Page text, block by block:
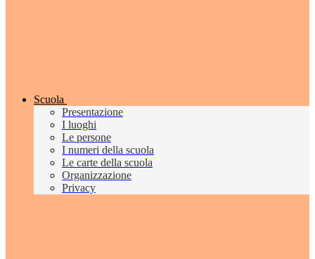
Scuola
Presentazione
I luoghi
Le persone
I numeri della scuola
Le carte della scuola
Organizzazione
Privacy